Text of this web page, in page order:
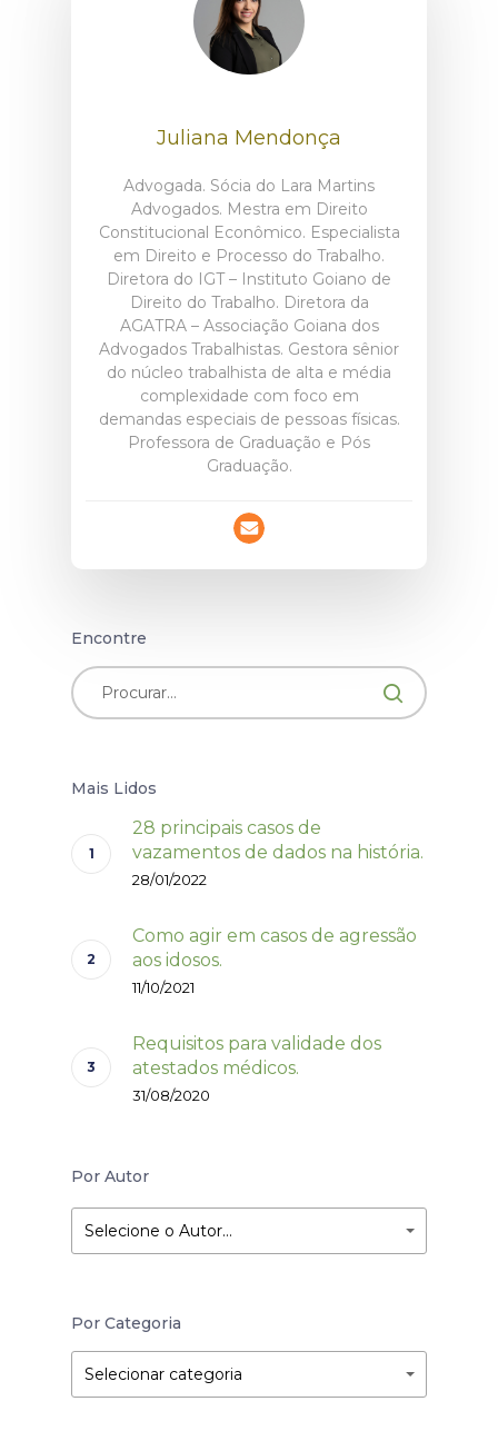
Juliana Mendonça
Advogada. Sócia do Lara Martins
Advogados. Mestra em Direito
Constitucional Econômico. Especialista
em Direito e Processo do Trabalho.
Diretora do IGT – Instituto Goiano de
Direito do Trabalho. Diretora da
AGATRA – Associação Goiana dos
Advogados Trabalhistas. Gestora sênior
do núcleo trabalhista de alta e média
complexidade com foco em
demandas especiais de pessoas físicas.
Professora de Graduação e Pós
Graduação.
Encontre
Mais Lidos
28 principais casos de
vazamentos de dados na história.
28/01/2022
Como agir em casos de agressão
aos idosos.
11/10/2021
Requisitos para validade dos
atestados médicos.
31/08/2020
Por Autor
Selecione o Autor…
Por Categoria
Por
Categoria
Selecionar categoria
Categoria